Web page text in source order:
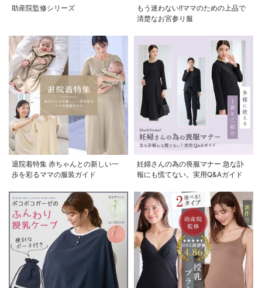
お買い物を続ける カートへ進む
助産院監修シリーズ
もう迷わない!!ママのための上品で
清楚なお宮参り服
退院着特集 赤ちゃんとの新しい一
歩を彩るママの服装ガイド
妊婦さんの為の喪服マナー 急な訃
報にも慌てない。実用Q&Aガイド
お気に入り商品を確認する